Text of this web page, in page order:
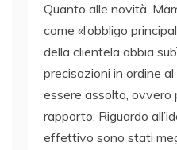
Quanto alle novità,
come «l’obbligo
della clientela abbia
precisazioni in ordine
essere assolto, ovvero
rapporto. Riguardo
effettivo sono stati